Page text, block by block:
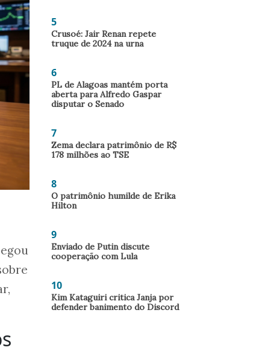
5
Crusoé: Jair Renan repete
truque de 2024 na urna
6
PL de Alagoas mantém porta
aberta para Alfredo Gaspar
disputar o Senado
7
Zema declara patrimônio de R$
178 milhões ao TSE
8
O patrimônio humilde de Erika
Hilton
9
Enviado de Putin discute
cooperação com Lula
10
Kim Kataguiri critica Janja por
defender banimento do Discord